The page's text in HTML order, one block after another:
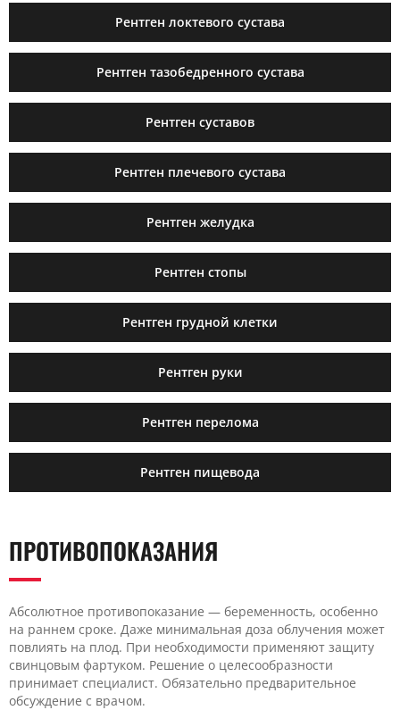
Рентген локтевого сустава
Рентген тазобедренного сустава
Рентген суставов
Рентген плечевого сустава
Рентген желудка
Рентген стопы
Рентген грудной клетки
Рентген руки
Рентген перелома
Рентген пищевода
ПРОТИВОПОКАЗАНИЯ
Абсолютное противопоказание — беременность, особенно
на раннем сроке. Даже минимальная доза облучения может
повлиять на плод. При необходимости применяют защиту
свинцовым фартуком. Решение о целесообразности
принимает специалист. Обязательно предварительное
обсуждение с врачом.